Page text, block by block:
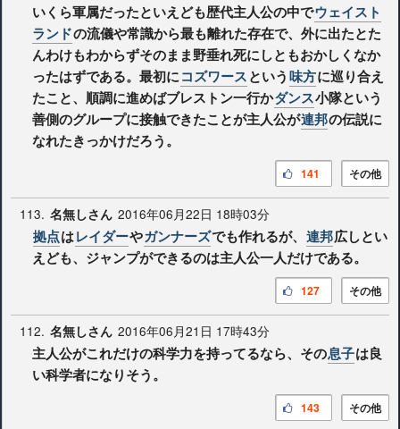
いくら軍属だったといえども歴代主人公の中でウェイスト
ランドの流儀や常識から最も離れた存在で、外に出たとた
んわけもわからずそのまま野垂れ死にしともおかしくなか
ったはずである。最初にコズワースという味方に巡り合え
たこと、順調に進めばブレストン一行かダンス小隊という
善側のグループに接触できたことが主人公が連邦の伝説に
なれたきっかけだろう。
その他
141
113. 名無しさん 2016年06月22日 18時03分
拠点はレイダーやガンナーズでも作れるが、 連邦広しとい
えども、ジャンプができるのは主人公一人だけである。
その他
127
112. 名無しさん 2016年06月21日 17時43分
主人公がこれだけの科学力を持ってるなら、その息子は良
い科学者になりそう。
その他
143